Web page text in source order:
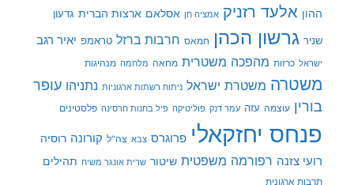
ההון אלעד רזניק אמציה חן אסלאם ארצות הברית גדעון
שניר גרשון הכהן חמאס חרבות ברזל טראמפ יאיר רגב
ישראל כרזות מהפכה משטרית מחאה מלחמה מנהיגות
משטרה משטרת ישראל ניתוח רשתות ארגוניות נתניהו עופר
בורין עוצמה עזה עמר דנק פוליטיקה פיל בחנות חרסינה פלסטינים
פנחס יחזקאלי פרוגרס צבא צה"ל קורונה רוסיה
רועי צזנה רפורמה משפטית שיטור שרית אונגר משיח תהילים
תרבות ארגונית